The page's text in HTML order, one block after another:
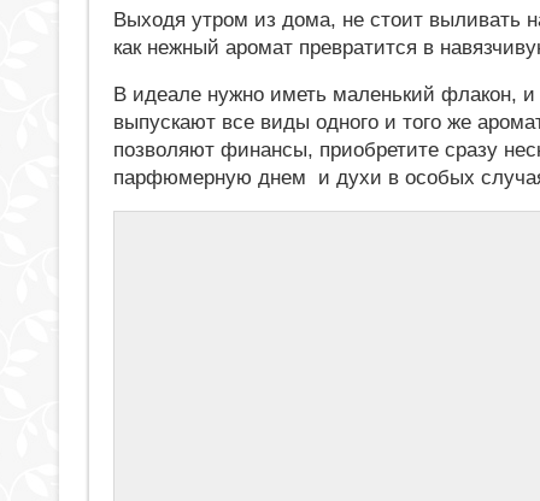
Выходя утром из дома, не стоит выливать
как нежный аромат превратится в
В идеале нужно иметь маленький флакон, и
выпускают все виды одного и того же
позволяют финансы, приобретите сразу
парфюмерную днем и духи в особых